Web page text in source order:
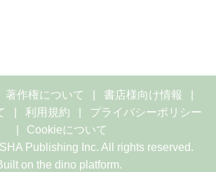
著作権について
書店様向け情報
利用規約
プライバシーポリシー
Cookieについて
Publishing Inc. All rights reserved.
on the dino platform.